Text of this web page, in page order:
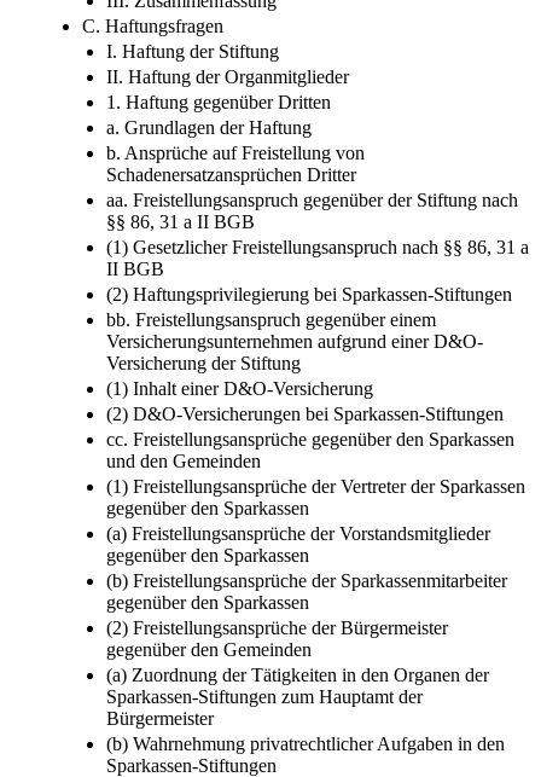
C. Haftungsfragen
I. Haftung der Stiftung
II. Haftung der Organmitglieder
1. Haftung gegenüber Dritten
a. Grundlagen der Haftung
b. Ansprüche auf Freistellung von
Schadenersatzansprüchen Dritter
aa. Freistellungsanspruch gegenüber der Stiftung nach
§§ 86, 31 a II BGB
(1) Gesetzlicher Freistellungsanspruch nach §§ 86, 31 a
II BGB
(2) Haftungsprivilegierung bei Sparkassen-Stiftungen
bb. Freistellungsanspruch gegenüber einem
Versicherungsunternehmen aufgrund einer D&O-
Versicherung der Stiftung
(1) Inhalt einer D&O-Versicherung
(2) D&O-Versicherungen bei Sparkassen-Stiftungen
cc. Freistellungsansprüche gegenüber den Sparkassen
und den Gemeinden
(1) Freistellungsansprüche der Vertreter der Sparkassen
gegenüber den Sparkassen
(a) Freistellungsansprüche der Vorstandsmitglieder
gegenüber den Sparkassen
(b) Freistellungsansprüche der Sparkassenmitarbeiter
gegenüber den Sparkassen
(2) Freistellungsansprüche der Bürgermeister
gegenüber den Gemeinden
(a) Zuordnung der Tätigkeiten in den Organen der
Sparkassen-Stiftungen zum Hauptamt der
Bürgermeister
(b) Wahrnehmung privatrechtlicher Aufgaben in den
Sparkassen-Stiftungen